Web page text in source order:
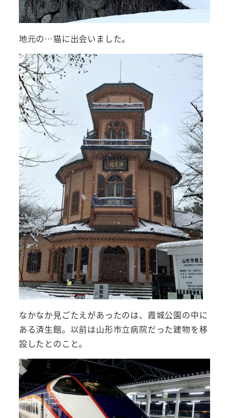
地元の…猫に出会いました。
なかなか見ごたえがあったのは、霞城公園の中に
ある済生館。以前は山形市立病院だった建物を移
設したとのこと。